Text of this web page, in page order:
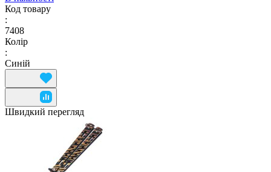
Код товару
:
7408
Колір
:
Синій
Швидкий перегляд